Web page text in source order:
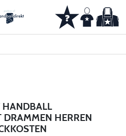
HANDBALL
DRAMMEN HERREN